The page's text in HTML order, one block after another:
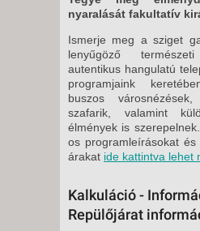
nyaralását fakultatív
Ismerje meg a sziget
lenyűgöző
autentikus hangulatú
programjaink
buszos
szafarik, valamint
élmények is
os programleírásokat és
árakat ide kattintva lehet
Kalkuláció -
Repülőjárat